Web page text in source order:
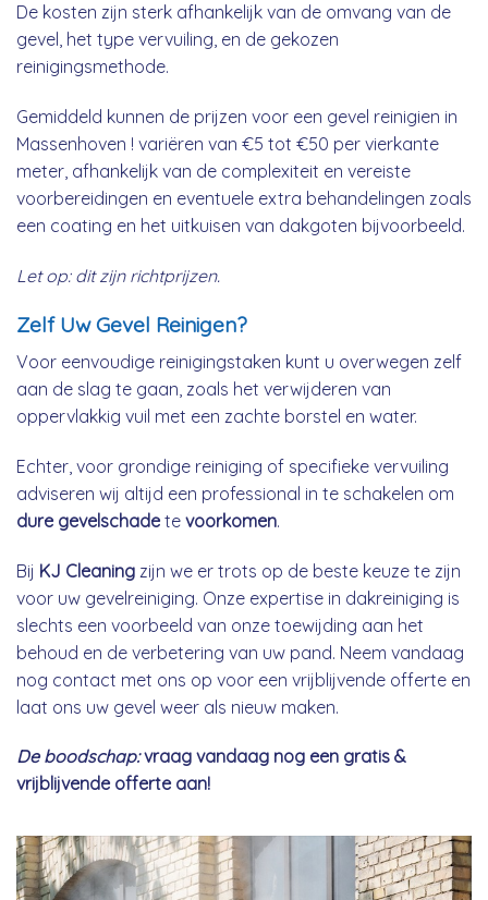
De kosten zijn sterk afhankelijk van de omvang van de
gevel, het type vervuiling, en de gekozen
reinigingsmethode.
Gemiddeld kunnen de prijzen voor een gevel reinigien in
Massenhoven ! variëren van €5 tot €50 per vierkante
meter, afhankelijk van de complexiteit en vereiste
voorbereidingen en eventuele extra behandelingen zoals
een coating en het uitkuisen van dakgoten bijvoorbeeld.
Let op: dit zijn richtprijzen.
Zelf Uw Gevel Reinigen?
Voor eenvoudige reinigingstaken kunt u overwegen zelf
aan de slag te gaan, zoals het verwijderen van
oppervlakkig vuil met een zachte borstel en water.
Echter, voor grondige reiniging of specifieke vervuiling
adviseren wij altijd een professional in te schakelen om
dure gevelschadete voorkomen.
Bij KJ Cleaning zijn we er trots op de beste keuze te zijn
voor uw gevelreiniging. Onze expertise in dakreiniging is
slechts een voorbeeld van onze toewijding aan het
behoud en de verbetering van uw pand. Neem vandaag
nog contact met ons op voor een vrijblijvende offerte en
laat ons uw gevel weer als nieuw maken.
De boodschap:vraag vandaag nog een gratis &
vrijblijvende offerte aan!